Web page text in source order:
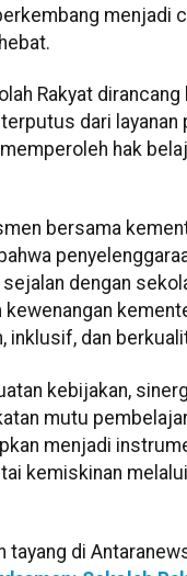
menjadi
Rakyat dirancang
dari layanan
hak
bersama
dengan
kewenangan
inklusif, dan
kebijakan,
mutu
menjadi
kemiskinan
tayang di